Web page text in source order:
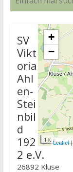
+
−
1 kmLeaflet|
SV
Vikt
oria
Ahl
en-
Stei
nbil
d
192
2 e.V.
26892 Kluse